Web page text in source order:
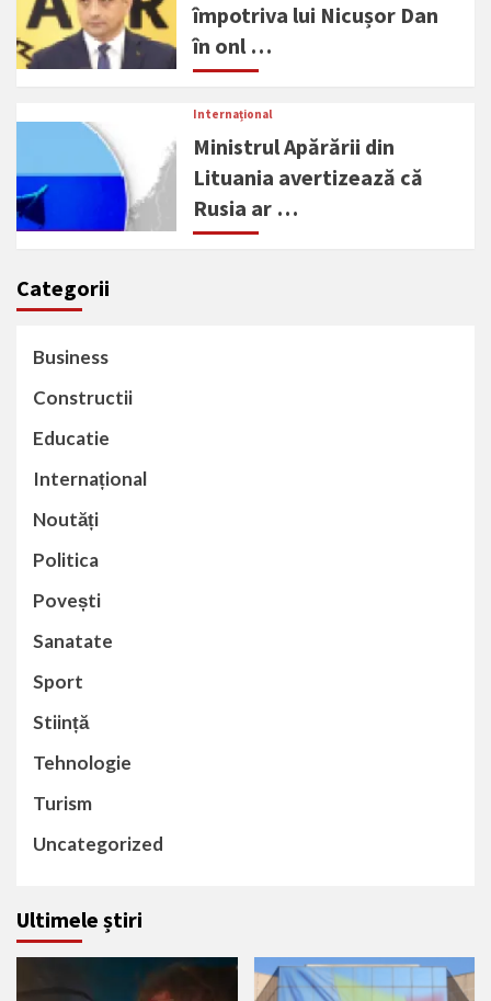
împotriva lui Nicușor Dan
în onl …
Internațional
Ministrul Apărării din
Lituania avertizează că
Rusia ar …
Categorii
Business
Constructii
Educatie
Internațional
Noutăți
Politica
Povești
Sanatate
Sport
Stiință
Tehnologie
Turism
Uncategorized
Ultimele știri